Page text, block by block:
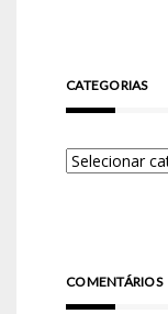
CATEGORIAS
COMENTÁRIOS